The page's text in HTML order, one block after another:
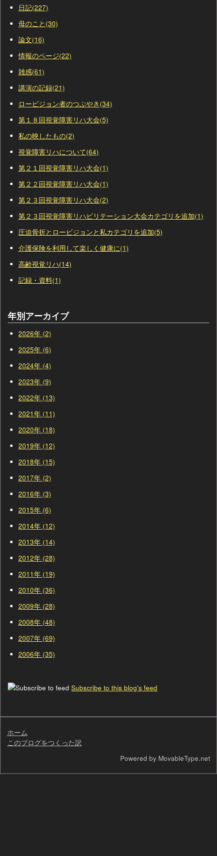
日記(227)
母のこと(30)
論文(16)
情報のページ(22)
雑感(61)
講演の記録(21)
ロービジョン者のつぶやき(34)
第１８回視覚障害リハ大会(5)
私の映したもの(2)
視覚障害リハについて(64)
第２１回視覚障害リハ大会(1)
第２２回視覚障害リハ大会(1)
第２３回視覚障害リハ大会(2)
第２３回視覚障害リハビリテーション大会カテゴリを追加(1)
圧迫骨折とロービジョンと私カテゴリを追加(5)
介護保険を利用して楽しく健康に(1)
高齢視覚リハ(14)
記録・資料(1)
年別アーカイブ
2026年 (2)
2025年 (6)
2024年 (4)
2023年 (9)
2022年 (13)
2021年 (11)
2020年 (18)
2019年 (12)
2018年 (15)
2017年 (2)
2016年 (3)
2015年 (6)
2014年 (12)
2013年 (14)
2012年 (28)
2011年 (19)
2010年 (36)
2009年 (28)
2008年 (48)
2007年 (69)
2006年 (35)
Subscribe to this blog's feed
ホーム
このブログをつくった訳
自
Powered by MovableType.net